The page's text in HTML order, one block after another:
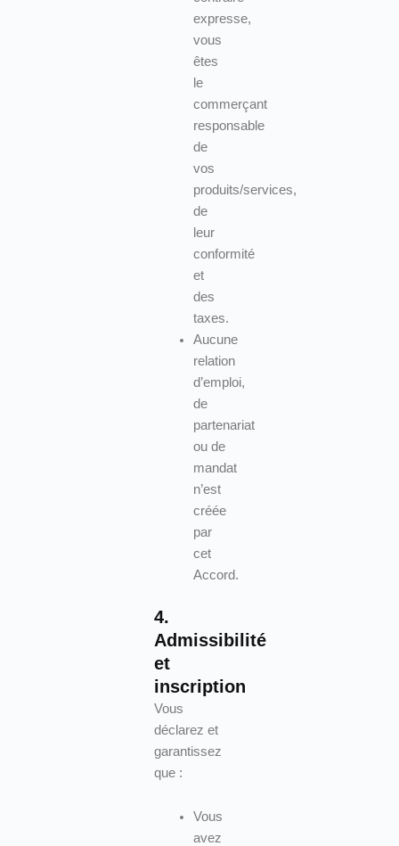
expresse,
vous
êtes
le
commerçant
responsable
de
vos
produits/services,
de
leur
conformité
et
des
taxes.
Aucune
relation
d’emploi,
de
partenariat
ou de
mandat
n’est
créée
par
cet
Accord.
4.
Admissibilité
et
inscription
Vous
déclarez et
garantissez
que :
Vous
avez